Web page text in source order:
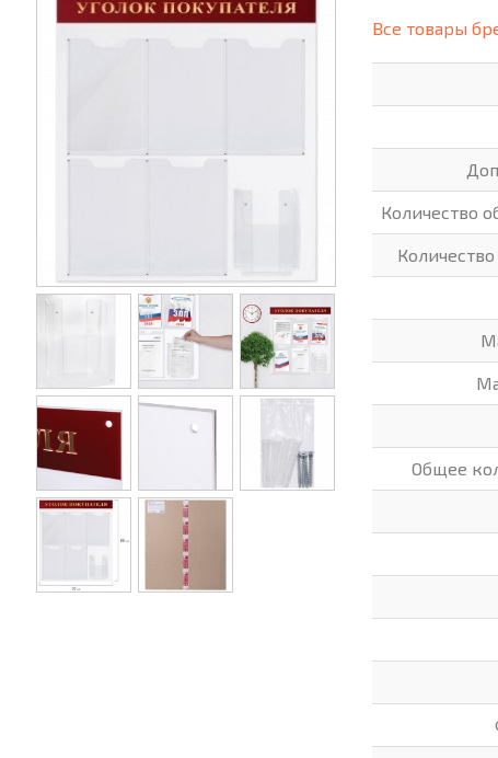
ХОББИ И ТВОРЧЕСТВО
Все товары
Количество
Общее